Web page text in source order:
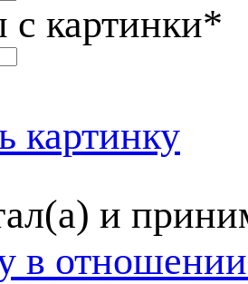
картинки*
картинку
и
в